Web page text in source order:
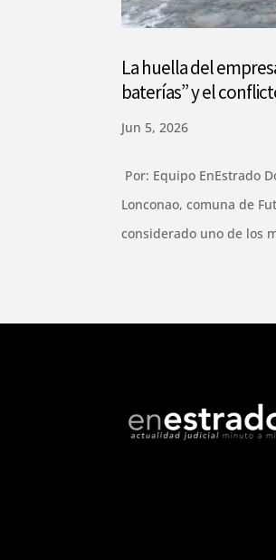
La huella del
baterías” y el
Jun 5, 2026
Por: Equipo EnEstrado
Lonconao, comuna de
considerado uno de los